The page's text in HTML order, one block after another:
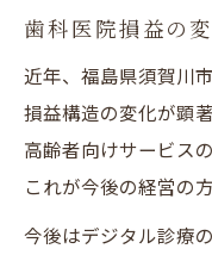
歯科医院損益の
近年、福島県須賀川
損益構造の変化が顕
高齢者向けサービス
これが今後の経営の
今後はデジタル診療